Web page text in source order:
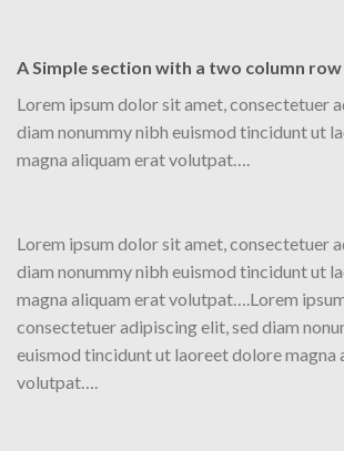
A Simple section with a two column
Lorem ipsum dolor sit amet, consectetuer
diam nonummy nibh euismod tincidunt ut
magna aliquam erat volutpat….
Lorem ipsum dolor sit amet, consectetuer
diam nonummy nibh euismod tincidunt ut
magna aliquam erat volutpat….Lorem
consectetuer adipiscing elit, sed diam
euismod tincidunt ut laoreet dolore magna
volutpat….